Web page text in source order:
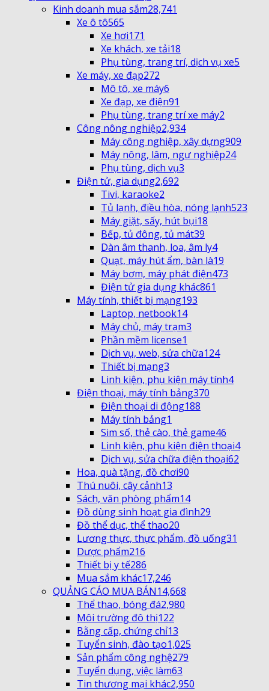
Kinh doanh mua sắm28,741
Xe ô tô565
Xe hơi171
Xe khách, xe tải18
Phụ tùng, trang trí, dịch vụ xe5
Xe máy, xe đạp272
Mô tô, xe máy6
Xe đạp, xe điện91
Phụ tùng, trang trí xe máy2
Công nông nghiệp2,934
Máy công nghiệp, xây dựng909
Máy nông, lâm, ngư nghiệp24
Phụ tùng, dịch vụ3
Điện tử, gia dụng2,692
Tivi, karaoke2
Tủ lạnh, điều hòa, nóng lạnh523
Máy giặt, sấy, hút bụi18
Bếp, tủ đông, tủ mát39
Dàn âm thanh, loa, âm ly4
Quạt, máy hút ẩm, bàn là19
Máy bơm, máy phát điện473
Điện tử gia dụng khác861
Máy tính, thiết bị mạng193
Laptop, netbook14
Máy chủ, máy trạm3
Phần mềm license1
Dịch vụ, web, sửa chữa124
Thiết bị mạng3
Linh kiện, phụ kiện máy tính4
Điện thoại, máy tính bảng370
Điện thoại di động188
Máy tính bảng1
Sim số, thẻ cào, thẻ game46
Linh kiện, phụ kiện điện thoại4
Dịch vụ, sửa chữa điện thoại62
Hoa, quà tặng, đồ chơi90
Thú nuôi, cây cảnh13
Sách, văn phòng phẩm14
Đồ dùng sinh hoạt gia đình29
Đồ thể dục, thể thao20
Lương thực, thực phẩm, đồ uống31
Dược phẩm216
Thiết bị y tế286
Mua sắm khác17,246
QUẢNG CÁO MUA BÁN14,668
Thể thao, bóng đá2,980
Môi trường đô thị122
Bằng cấp, chứng chỉ13
Tuyển sinh, đào tạo1,025
Sản phẩm công nghệ279
Tuyển dụng, việc làm63
Tin thương mại khác2,950